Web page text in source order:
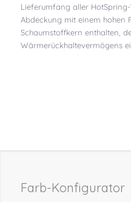
Lieferumfang aller
Abdeckung mit einem hohen
Schaumstoffkern enthalten,
Wärmerückhaltevermögens
Farb-Konfigurator